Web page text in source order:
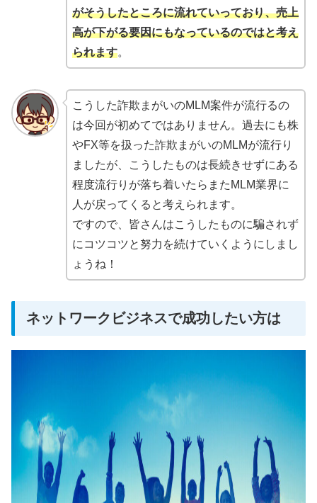
がそうしたところに流れていっており、売上
高が下がる要因にもなっているのではと考え
られます。
こうした詐欺まがいのMLM案件が流行るの
は今回が初めてではありません。過去にも株
やFX等を扱った詐欺まがいのMLMが流行り
ましたが、こうしたものは長続きせずにある
程度流行りが落ち着いたらまたMLM業界に
人が戻ってくると考えられます。
ですので、皆さんはこうしたものに騙されず
にコツコツと努力を続けていくようにしまし
ょうね！
ネットワークビジネスで成功したい方は